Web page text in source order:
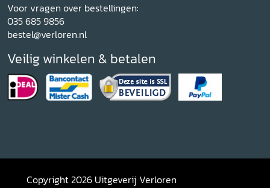
Voor vragen over bestellingen:
035 685 9856
bestel@verloren.nl
Veilig winkelen & betalen
Copyright 2026 Uitgeverij Verloren